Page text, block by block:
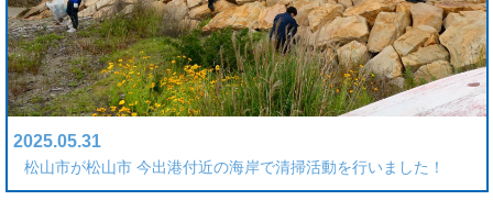
2025.05.31
松山市が松山市 今出港付近の海岸で清掃活動を行いました！